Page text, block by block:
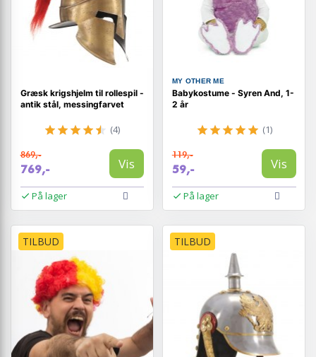
Græsk krigshjelm til rollespil -
antik stål, messingfarvet
(4)
869,-
769,- Vis
På lager
MY OTHER ME
Babykostume - Syren And, 1-
2 år
(1)
119,-
59,- Vis
På lager
TILBUD TILBUD